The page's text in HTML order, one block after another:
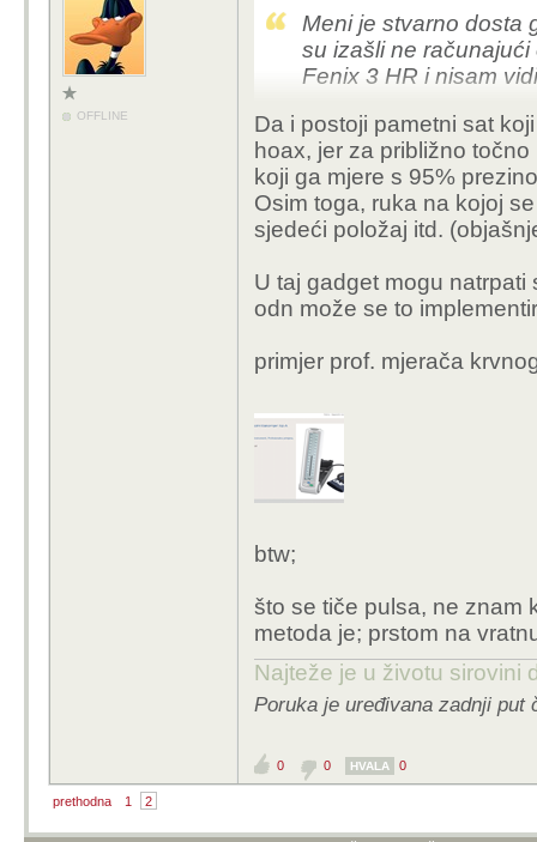
OFFLINE
Meni je stvarno dosta
su izašli ne
Fenix 3 HR i nisam
Da i postoji pametni sat
hoax, jer za približno
koji ga mjere s 95%
Osim toga, ruka na kojoj
sjedeći položaj itd.
U taj gadget mogu
odn može se to
primjer prof. mjerača
btw;
što se tiče pulsa, ne znam
metoda je; prstom na
Najteže je u životu sirovini
Poruka je uređivana zadnji put
0 0 HVALA 0
prethodna 1 2